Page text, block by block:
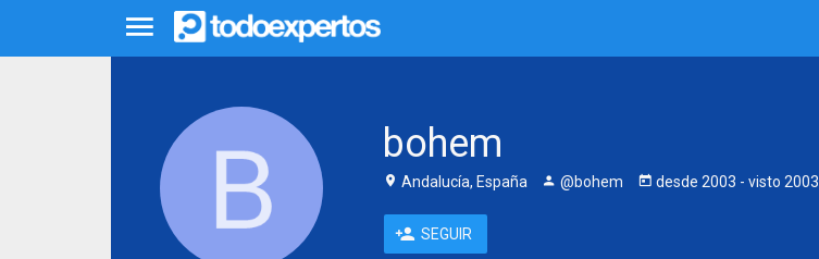
bohem
Andalucía, España @bohem desde 2003 - visto 2003
SEGUIR